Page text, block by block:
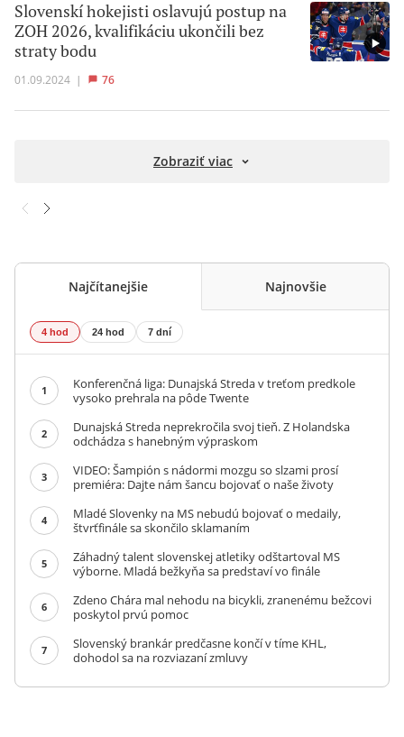
Slovenskí hokejisti oslavujú postup na
ZOH 2026, kvalifikáciu ukončili bez
straty bodu
01.09.2024 | 76
Zobraziť viac
Najčítanejšie Najnovšie
4 hod 24 hod 7 dní
1
Konferenčná liga: Dunajská Streda v treťom predkole
vysoko prehrala na pôde Twente
2
Dunajská Streda neprekročila svoj tieň. Z Holandska
odchádza s hanebným výpraskom
3
VIDEO: Šampión s nádormi mozgu so slzami prosí
premiéra: Dajte nám šancu bojovať o naše životy
4
Mladé Slovenky na MS nebudú bojovať o medaily,
štvrťfinále sa skončilo sklamaním
5
Záhadný talent slovenskej atletiky odštartoval MS
výborne. Mladá bežkyňa sa predstaví vo finále
6
Zdeno Chára mal nehodu na bicykli, zranenému bežcovi
poskytol prvú pomoc
7
Slovenský brankár predčasne končí v tíme KHL,
dohodol sa na rozviazaní zmluvy